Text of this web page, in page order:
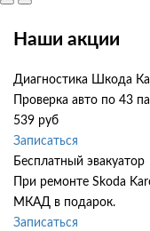
Наши акции
Диагностика Шкода
Проверка авто по 43
539 руб
Записаться
Бесплатный эвакуатор
При ремонте Skoda
МКАД в подарок.
Записаться